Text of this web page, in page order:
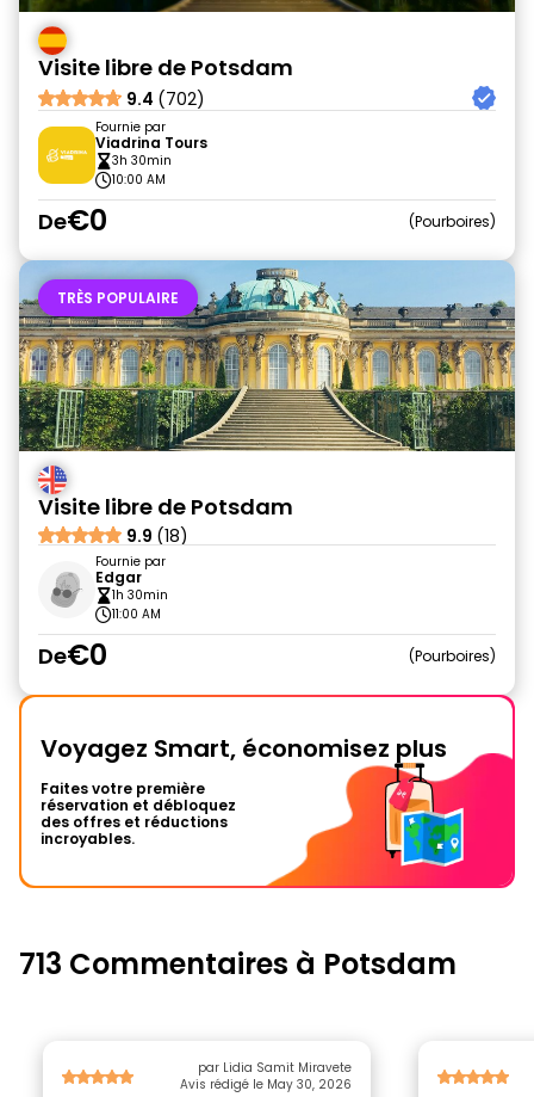
Visite libre de Potsdam
9.4 (702)
Fournie par
Viadrina Tours
3h 30min
10:00 AM
De€0 Pourboires
TRÈS POPULAIRE
Visite libre de Potsdam
9.9 (18)
Fournie par
Edgar
1h 30min
11:00 AM
De€0 Pourboires
Voyagez Smart, économisez plus
Faites votre première
réservation et débloquez
des offres et réductions
incroyables.
713 Commentaires à Potsdam
par Lidia Samit Miravete
Avis rédigé le May 30, 2026